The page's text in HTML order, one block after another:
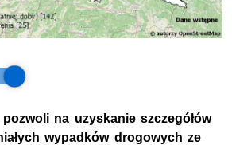
w okresie wakacyjnym
na uzyskanie szczegółów
wypadków drogowych ze